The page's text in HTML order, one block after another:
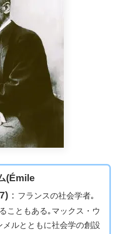
(Émile
： フランスの社会学者｡
こともある｡マックス・ウ
メルとともに社会学の創設